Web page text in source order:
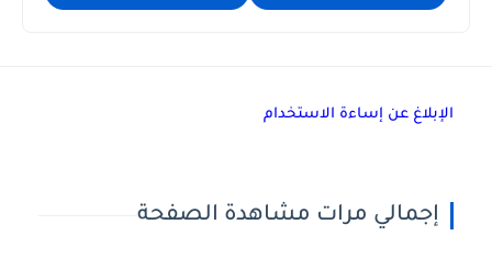
الإبلاغ عن إساءة الاستخدام
إجمالي مرات مشاهدة الصفحة